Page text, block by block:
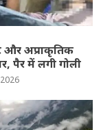
और अप्राकृतिक
पैर में लगी गोली